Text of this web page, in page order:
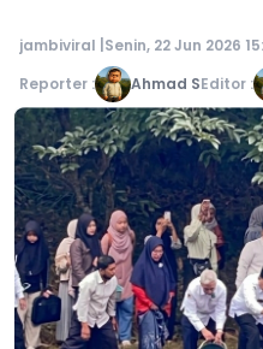
jambiviral | Senin, 22 Jun 2026
Reporter :
Ahmad SEditor :